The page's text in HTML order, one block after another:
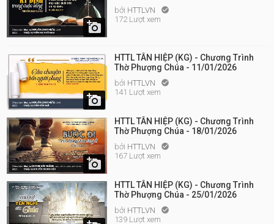

bởi HTTLVN 
172 Lượt xem

HTTL TÂN HIỆP (KG) - Chương Trình
Thờ Phượng Chúa - 11/01/2026
bởi HTTLVN 
141 Lượt xem

HTTL TÂN HIỆP (KG) - Chương Trình
Thờ Phượng Chúa - 18/01/2026
bởi HTTLVN 
167 Lượt xem
HTTL TÂN HIỆP (KG) - Chương Trình
Thờ Phượng Chúa - 25/01/2026
bởi HTTLVN 
139 Lượt xem